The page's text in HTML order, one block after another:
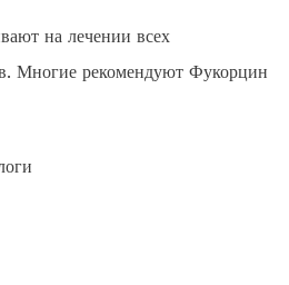
на лечении всех
Многие рекомендуют Фукорцин